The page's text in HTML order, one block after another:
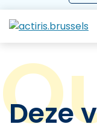
Deze